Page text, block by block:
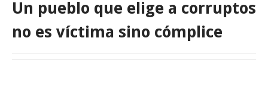
Un pueblo que elige a corruptos
no es víctima sino cómplice